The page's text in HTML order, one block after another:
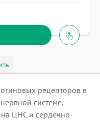
рецепторов в
системе,
ЦНС и сердечно-